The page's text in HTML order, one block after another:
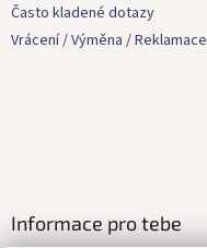
Často kladené dotazy
Vrácení / Výměna / Reklamace
Informace pro tebe